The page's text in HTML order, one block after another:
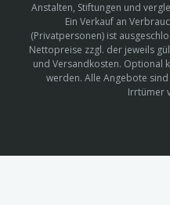
Anstalten, Stiftungen und
Ein Verkauf an
(Privatpersonen) ist
Nettopreise zzgl. der jeweils
und Versandkosten. Optional
werden. Alle Angebote
Irrtümer